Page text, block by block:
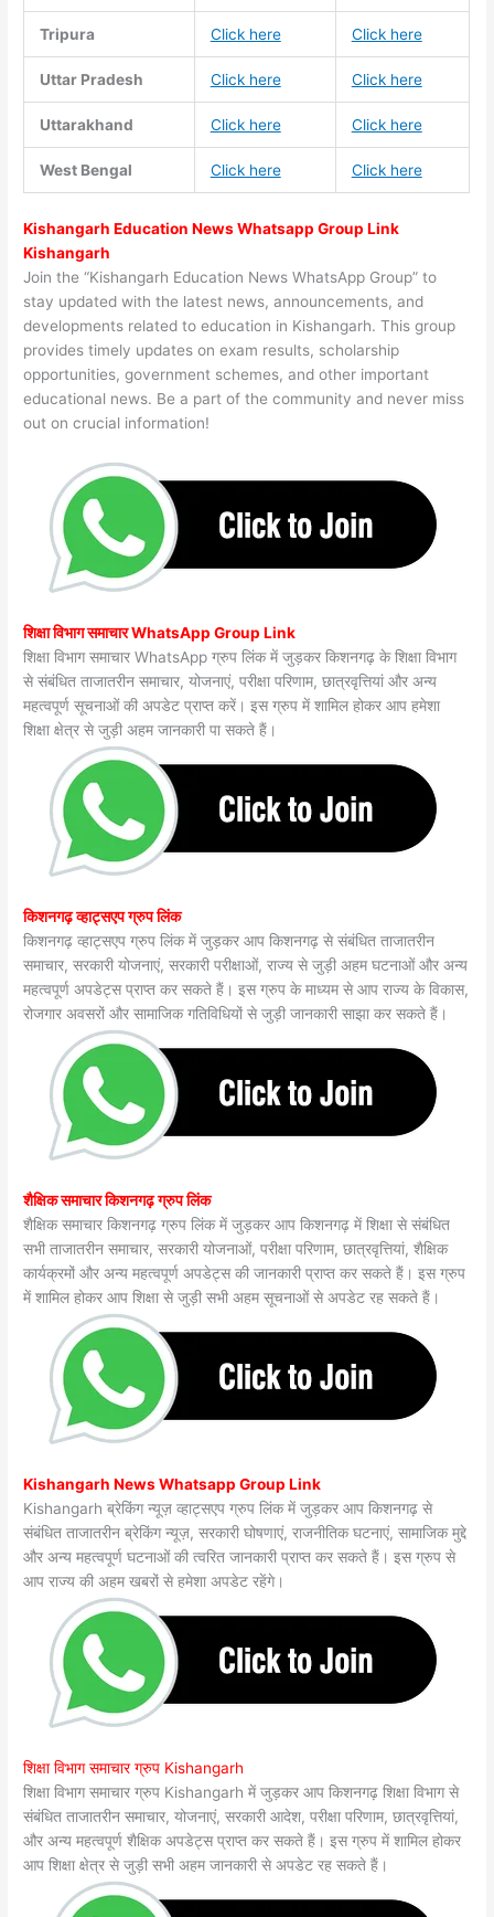
Tripura Click here Click here
Uttar Pradesh Click here Click here
Uttarakhand Click here Click here
West Bengal Click here Click here
Kishangarh Education News Whatsapp Group Link
Kishangarh
Join the “Kishangarh Education News WhatsApp Group” to
stay updated with the latest news, announcements, and
developments related to education in Kishangarh. This group
provides timely updates on exam results, scholarship
opportunities, government schemes, and other important
educational news. Be a part of the community and never miss
out on crucial information!
शिक्षा विभाग समाचार WhatsApp Group Link
शिक्षा विभाग समाचार WhatsApp ग्रुप लिंक में जुड़कर किशनगढ़ के शिक्षा विभाग
से संबंधित ताजातरीन समाचार, योजनाएं, परीक्षा परिणाम, छात्रवृत्तियां और अन्य
महत्वपूर्ण सूचनाओं की अपडेट प्राप्त करें। इस ग्रुप में शामिल होकर आप हमेशा
शिक्षा क्षेत्र से जुड़ी अहम जानकारी पा सकते हैं।
किशनगढ़ व्हाट्सएप ग्रुप लिंक
किशनगढ़ व्हाट्सएप ग्रुप लिंक में जुड़कर आप किशनगढ़ से संबंधित ताजातरीन
समाचार, सरकारी योजनाएं, सरकारी परीक्षाओं, राज्य से जुड़ी अहम घटनाओं और अन्य
महत्वपूर्ण अपडेट्स प्राप्त कर सकते हैं। इस ग्रुप के माध्यम से आप राज्य के विकास,
रोजगार अवसरों और सामाजिक गतिविधियों से जुड़ी जानकारी साझा कर सकते हैं।
शैक्षिक समाचार किशनगढ़ ग्रुप लिंक
शैक्षिक समाचार किशनगढ़ ग्रुप लिंक में जुड़कर आप किशनगढ़ में शिक्षा से संबंधित
सभी ताजातरीन समाचार, सरकारी योजनाओं, परीक्षा परिणाम, छात्रवृत्तियां, शैक्षिक
कार्यक्रमों और अन्य महत्वपूर्ण अपडेट्स की जानकारी प्राप्त कर सकते हैं। इस ग्रुप
में शामिल होकर आप शिक्षा से जुड़ी सभी अहम सूचनाओं से अपडेट रह सकते हैं।
Kishangarh News Whatsapp Group Link
Kishangarh ब्रेकिंग न्यूज़ व्हाट्सएप ग्रुप लिंक में जुड़कर आप किशनगढ़ से
संबंधित ताजातरीन ब्रेकिंग न्यूज़, सरकारी घोषणाएं, राजनीतिक घटनाएं, सामाजिक मुद्दे
और अन्य महत्वपूर्ण घटनाओं की त्वरित जानकारी प्राप्त कर सकते हैं। इस ग्रुप से
आप राज्य की अहम खबरों से हमेशा अपडेट रहेंगे।
शिक्षा विभाग समाचार ग्रुप Kishangarh
शिक्षा विभाग समाचार ग्रुप Kishangarh में जुड़कर आप किशनगढ़ शिक्षा विभाग से
संबंधित ताजातरीन समाचार, योजनाएं, सरकारी आदेश, परीक्षा परिणाम, छात्रवृत्तियां,
और अन्य महत्वपूर्ण शैक्षिक अपडेट्स प्राप्त कर सकते हैं। इस ग्रुप में शामिल होकर
आप शिक्षा क्षेत्र से जुड़ी सभी अहम जानकारी से अपडेट रह सकते हैं।